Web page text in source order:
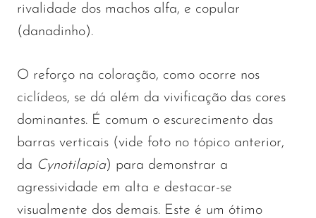
rivalidade dos machos alfa, e copular
(danadinho).
O reforço na coloração, como ocorre nos
ciclídeos, se dá além da vivificação das cores
dominantes. É comum o escurecimento das
barras verticais (vide foto no tópico anterior,
da Cynotilapia) para demonstrar a
agressividade em alta e destacar-se
visualmente dos demais. Este é um ótimo